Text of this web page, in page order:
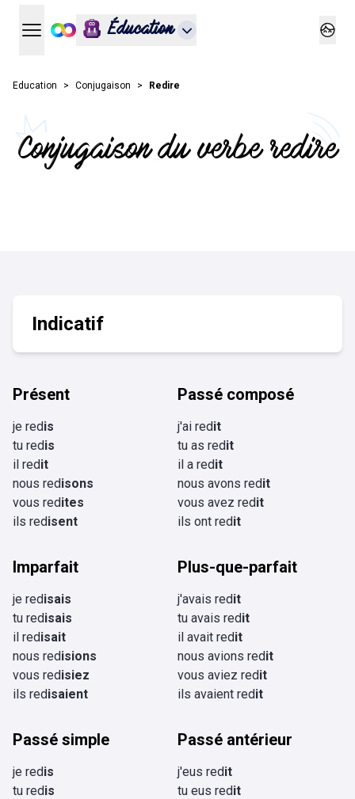
Ouvrir le menu principal
Éducation
Education Conjugaison Redire
Conjugaison du verbe redire
Indicatif
Présent
je redis
tu redis
il redit
nous redisons
vous redites
ils redisent
Passé composé
j'ai redit
tu as redit
il a redit
nous avons redit
vous avez redit
ils ont redit
Imparfait
je redisais
tu redisais
il redisait
nous redisions
vous redisiez
ils redisaient
Plus-que-parfait
j'avais redit
tu avais redit
il avait redit
nous avions redit
vous aviez redit
ils avaient redit
Passé simple
je redis
tu redis
Passé antérieur
j'eus redit
tu eus redit